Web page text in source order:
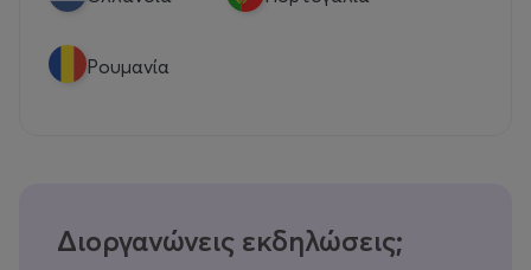
Ρουμανία
Διοργανώνεις εκδηλώσεις;